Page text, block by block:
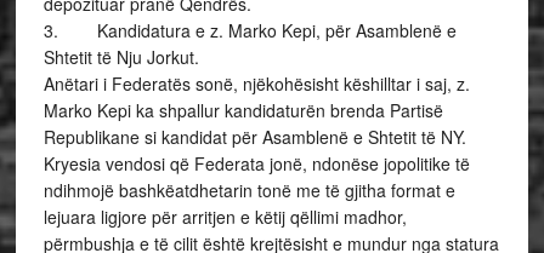
3. Kandidatura e z. Marko Kepi, për Asamblenë e
Shtetit të Nju Jorkut.
Anëtari i Federatës sonë, njëkohësisht këshilltar i saj, z.
Marko Kepi ka shpallur kandidaturën brenda Partisë
Republikane si kandidat për Asamblenë e Shtetit të NY.
Kryesia vendosi që Federata jonë, ndonëse jopolitike të
ndihmojë bashkëatdhetarin tonë me të gjitha format e
lejuara ligjore për arritjen e këtij qëllimi madhor,
përmbushja e të cilit është krejtësisht e mundur nga statura